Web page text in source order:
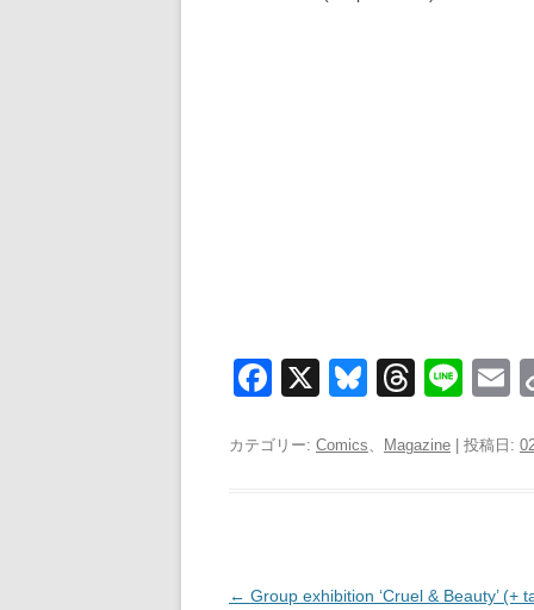
F
c
X
Bl
e
T
e
Li
e
E
カテゴリー: Comics、 Magazine | 投稿日:
投
← Group exhibition ‘Cruel & Beauty’ (+